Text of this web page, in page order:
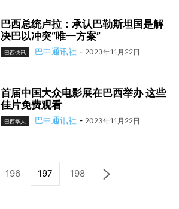
巴西总统卢拉：承认巴勒斯坦国是解
决巴以冲突“唯一方案”
巴西快讯 巴中通讯社 - 2023年11月22日
首届中国大众电影展在巴西举办 这些
佳片免费观看
巴西华人 巴中通讯社 - 2023年11月22日
196 197 198